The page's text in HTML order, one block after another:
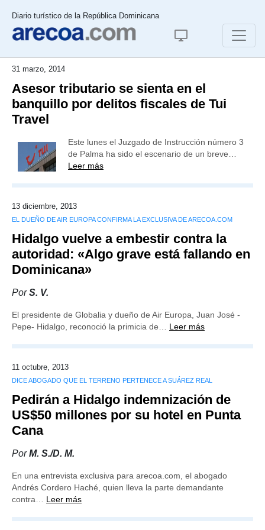
Diario turístico de la República Dominicana
31 marzo, 2014
Asesor tributario se sienta en el
banquillo por delitos fiscales de Tui
Travel
Este lunes el Juzgado de Instrucción número 3
de Palma ha sido el escenario de un breve…
Leer más
13 diciembre, 2013
EL DUEÑO DE AIR EUROPA CONFIRMA LA EXCLUSIVA DE ARECOA.COM
Hidalgo vuelve a embestir contra la
autoridad: «Algo grave está fallando en
Dominicana»
PorS. V.
El presidente de Globalia y dueño de Air Europa, Juan José -
Pepe- Hidalgo, reconoció la primicia de… Leer más
11 octubre, 2013
DICE ABOGADO QUE EL TERRENO PERTENECE A SUÁREZ REAL
Pedirán a Hidalgo indemnización de
US$50 millones por su hotel en Punta
Cana
PorM. S./D. M.
En una entrevista exclusiva para arecoa.com, el abogado
Andrés Cordero Haché, quien lleva la parte demandante
contra… Leer más